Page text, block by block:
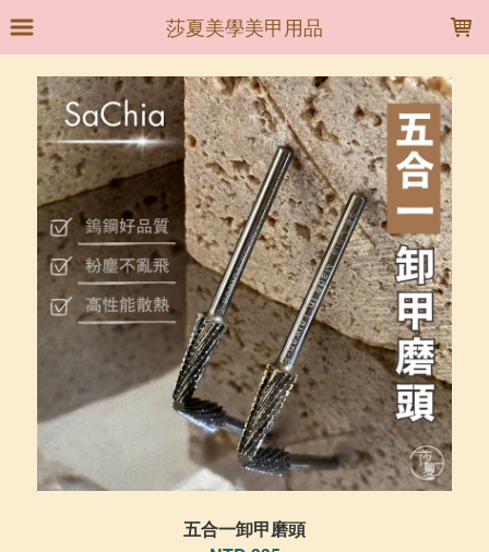
莎夏美學美甲用品
五合一卸甲磨頭